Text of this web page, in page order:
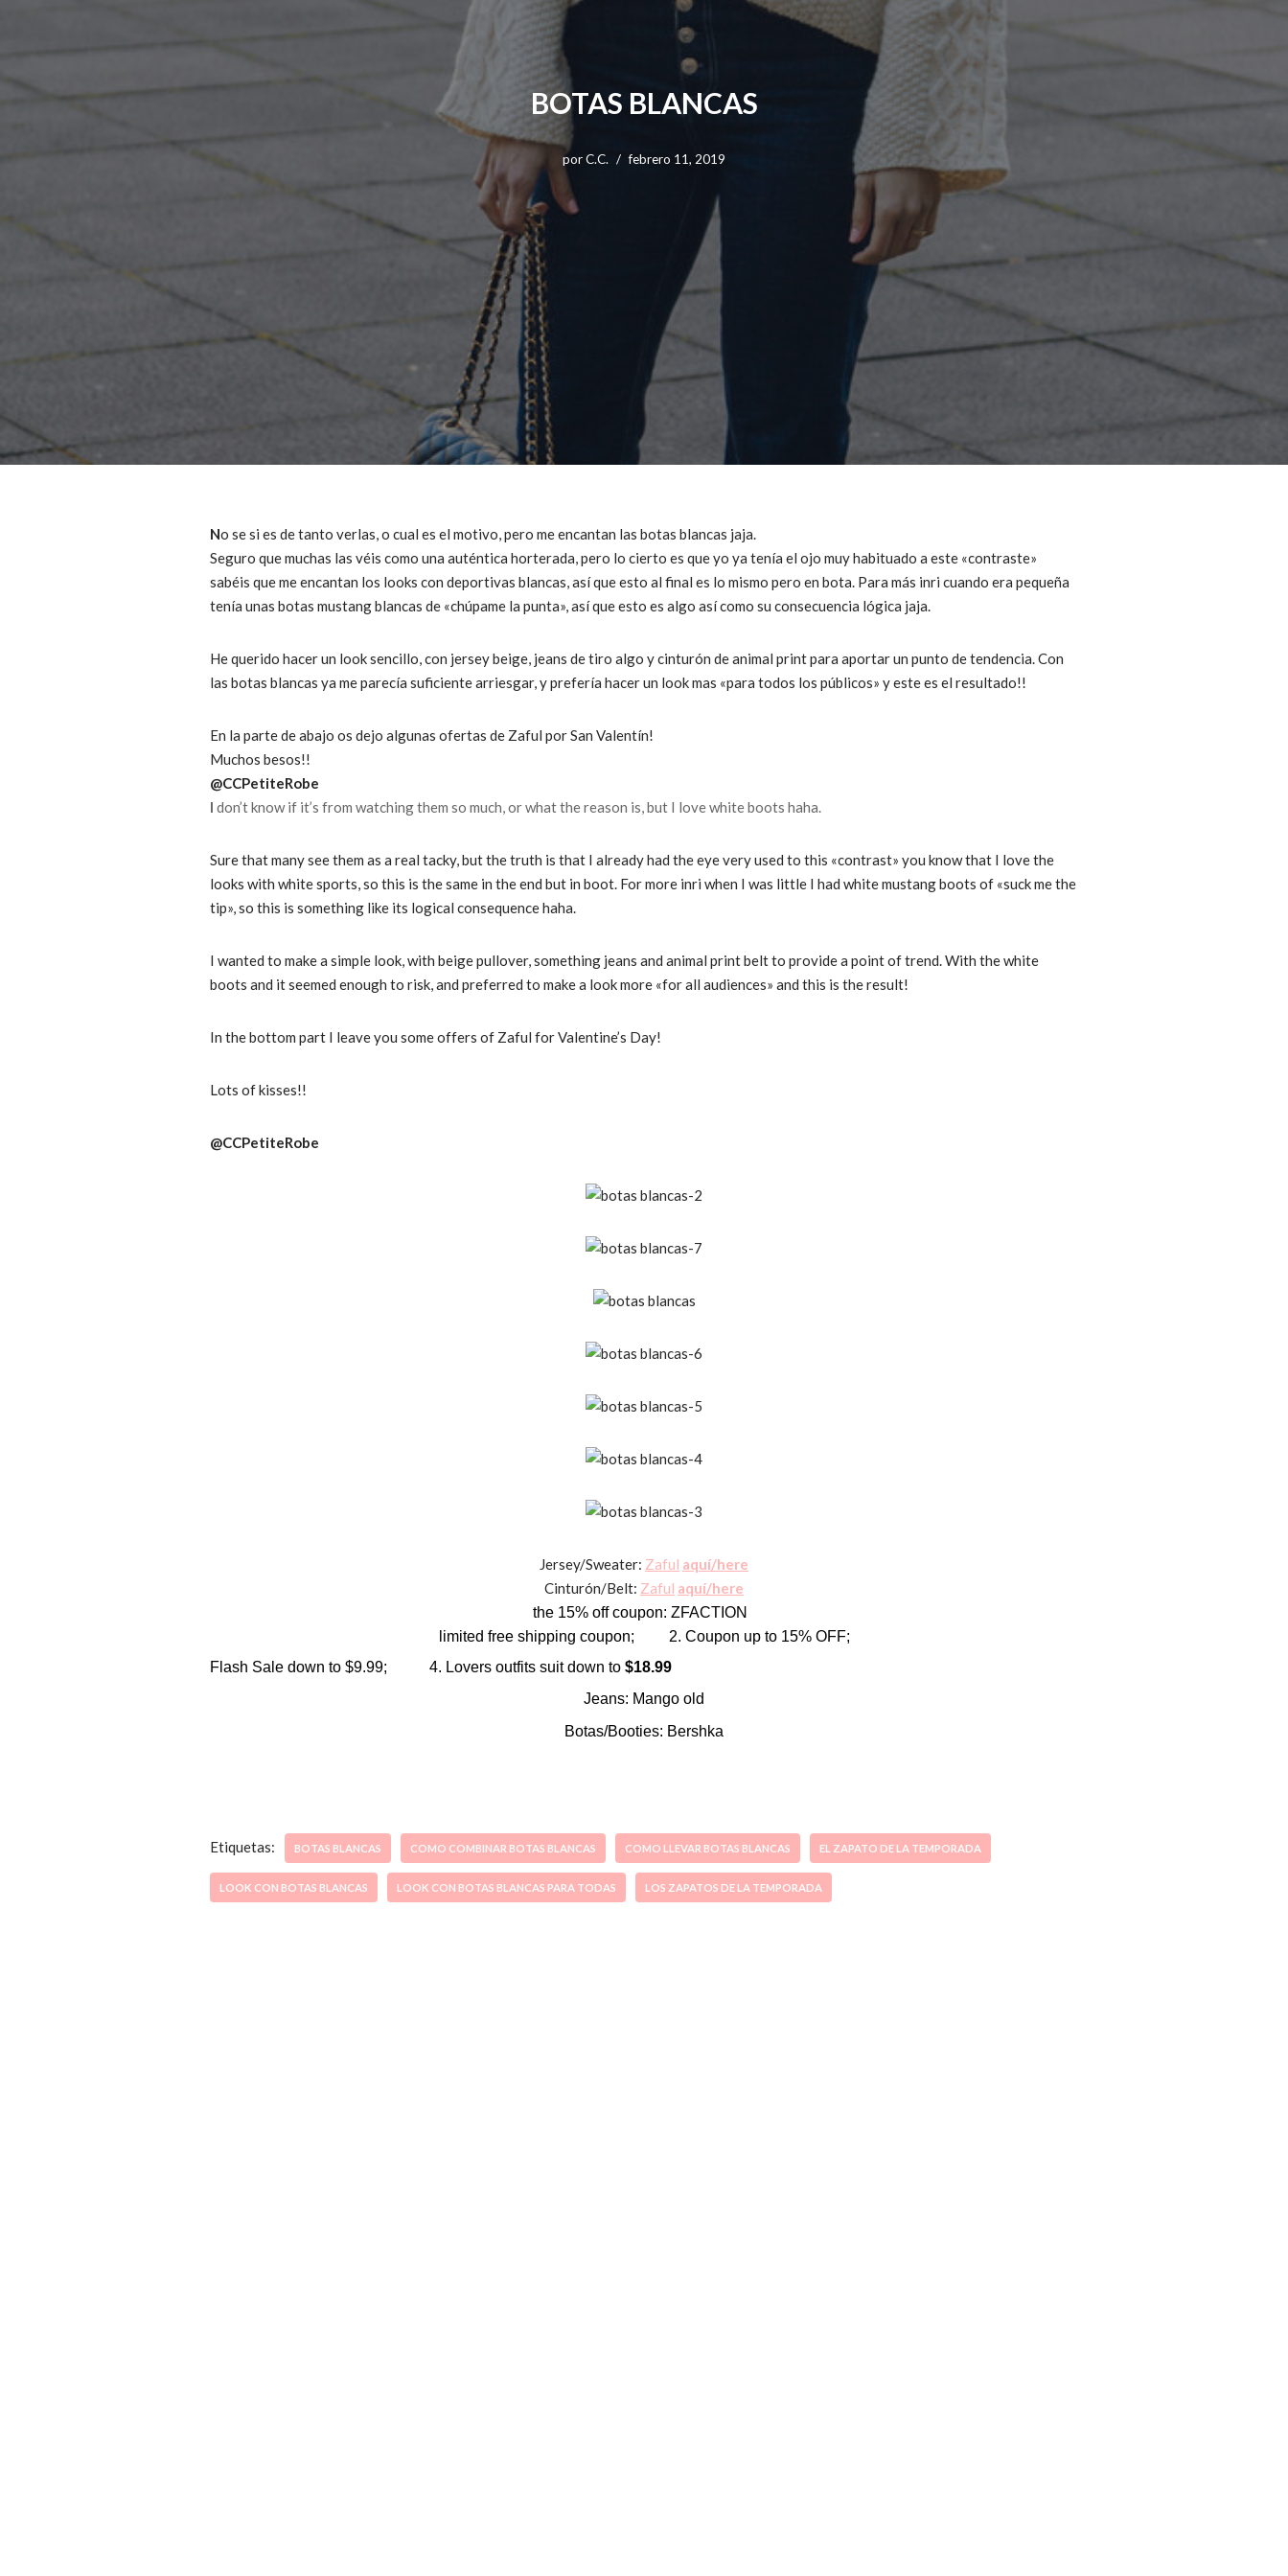
BOTAS BLANCAS
porC.C. febrero 11, 2019
No se si es de tanto verlas, o cual es el motivo, pero me encantan las botas blancas jaja.
Seguro que muchas las véis como una auténtica horterada, pero lo cierto es que yo ya tenía el ojo muy habituado a este «contraste»
sabéis que me encantan los looks con deportivas blancas, así que esto al final es lo mismo pero en bota. Para más inri cuando era pequeña
tenía unas botas mustang blancas de «chúpame la punta», así que esto es algo así como su consecuencia lógica jaja.
He querido hacer un look sencillo, con jersey beige, jeans de tiro algo y cinturón de animal print para aportar un punto de tendencia. Con
las botas blancas ya me parecía suficiente arriesgar, y prefería hacer un look mas «para todos los públicos» y este es el resultado!!
En la parte de abajo os dejo algunas ofertas de Zaful por San Valentín!
Muchos besos!!
@CCPetiteRobe
I don’t know if it’s from watching them so much, or what the reason is, but I love white boots haha.
Sure that many see them as a real tacky, but the truth is that I already had the eye very used to this «contrast» you know that I love the
looks with white sports, so this is the same in the end but in boot. For more inri when I was little I had white mustang boots of «suck me the
tip», so this is something like its logical consequence haha.
I wanted to make a simple look, with beige pullover, something jeans and animal print belt to provide a point of trend.With the white
boots and it seemed enough to risk, and preferred to make a look more «for all audiences» and this is the result!
In the bottom part I leave you some offers of Zaful for Valentine’s Day!
Lots of kisses!!
@CCPetiteRobe
Jersey/Sweater: Zaful aquí/here
Cinturón/Belt: Zaful aquí/here
the 15% off coupon: ZFACTION
imited free shipping coupon; 2. Coupon up to 15% OFF;
Flash Sale down to $9.99; 4. Lovers outfits suit down to $18.99
Jeans: Mango old
Botas/Booties: Bershka
Etiquetas: BOTAS BLANCAS COMO COMBINAR BOTAS BLANCAS COMO LLEVAR BOTAS BLANCAS EL ZAPATO DE LA TEMPORADA
LOOK CON BOTAS BLANCAS LOOK CON BOTAS BLANCAS PARA TODAS LOS ZAPATOS DE LA TEMPORADA